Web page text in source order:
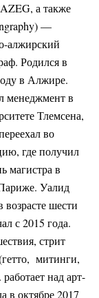
а также
—
алжирский
Родился в
в Алжире.
менеджмент в
Тлемсена,
во
где получил
магистра в
Уалид
шести
с 2015 года.
стрит
митинги,
над арт-
в октябре 2017